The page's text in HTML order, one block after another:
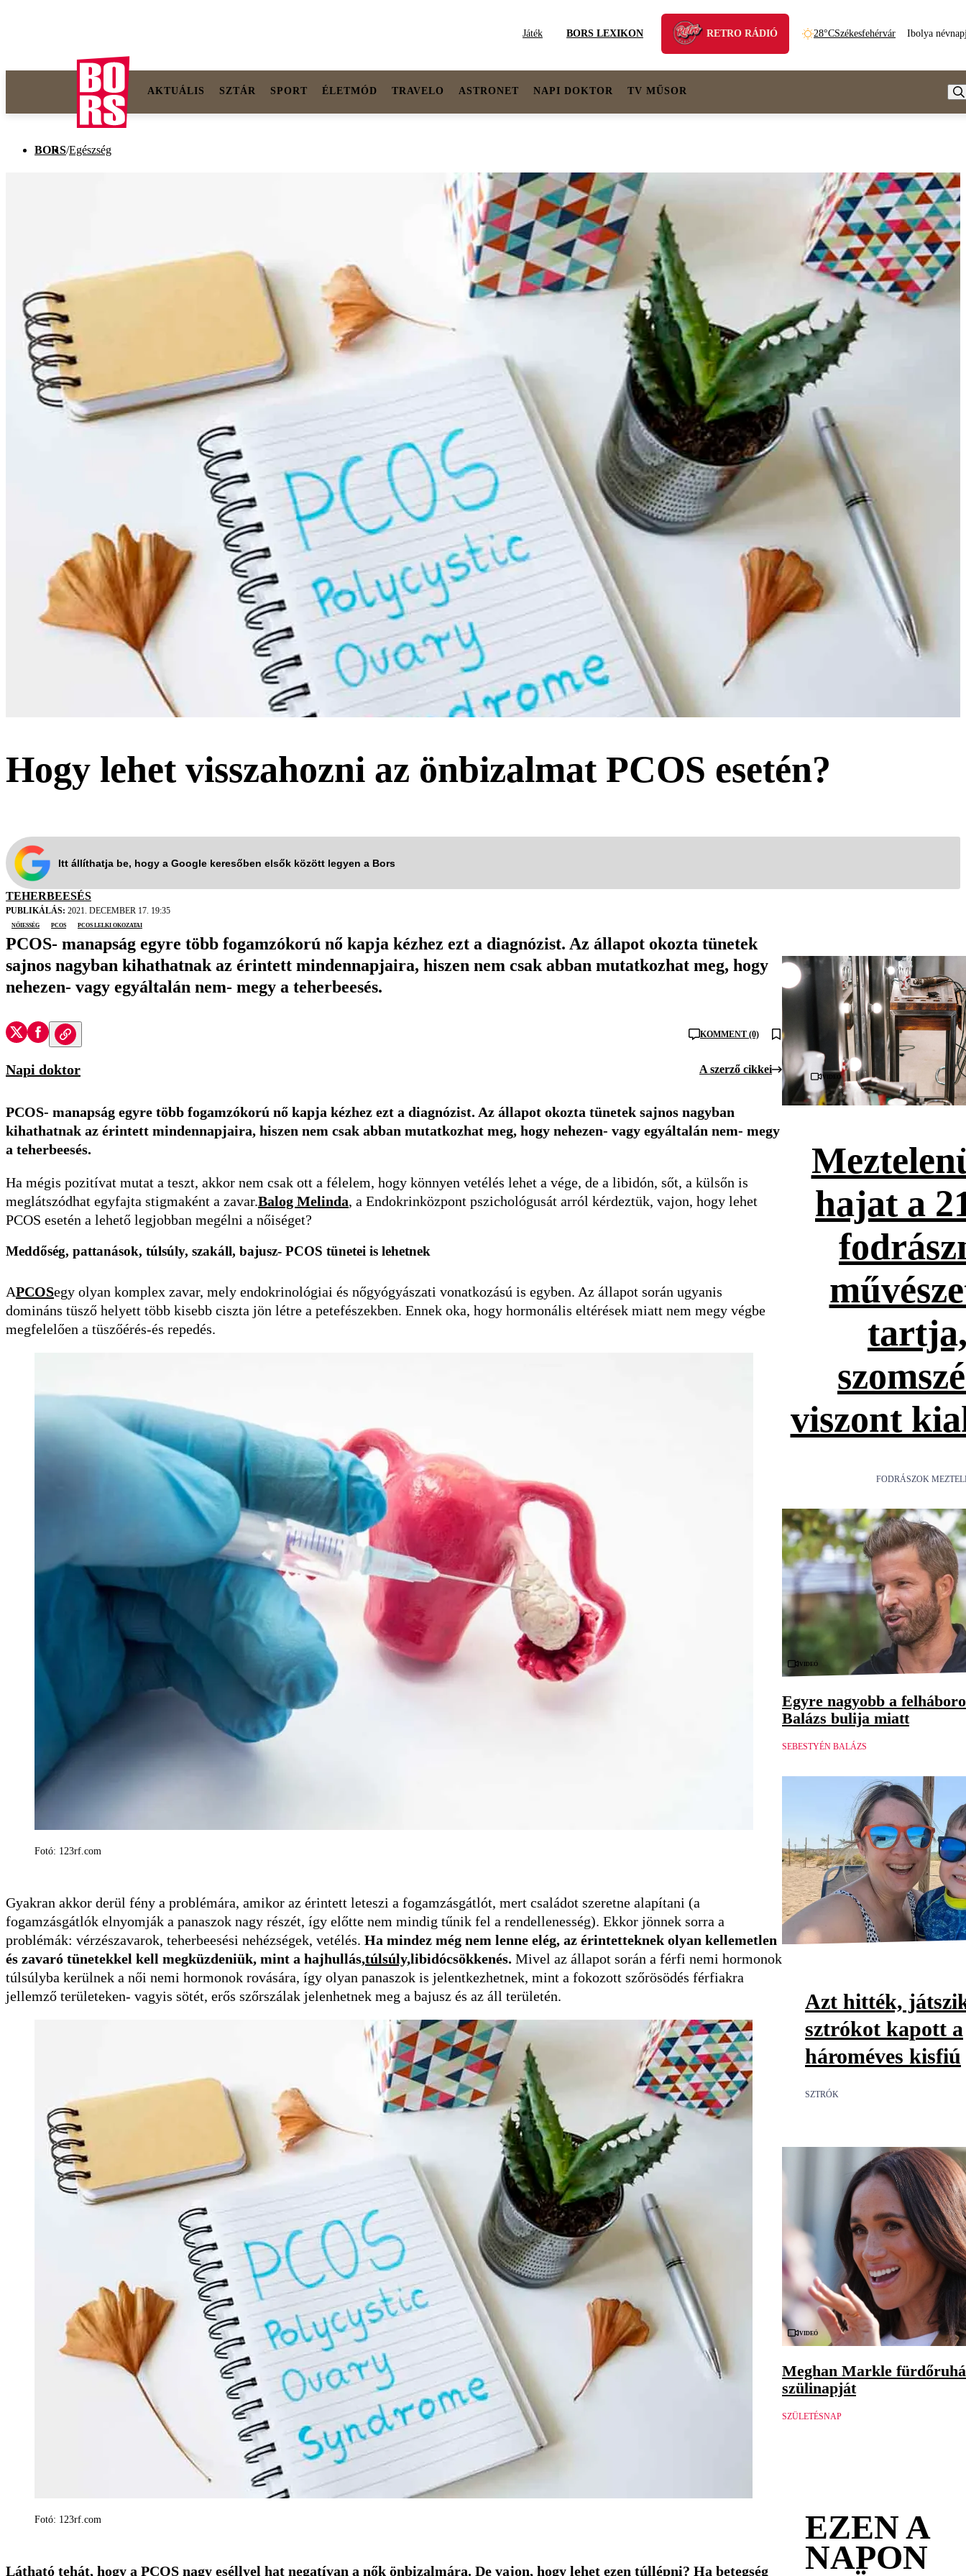
Játék BORS LEXIKON RETRO RÁDIÓ 28°CSzékesfehérvár Ibolya
AKTUÁLIS SZTÁR SPORT ÉLETMÓD TRAVELO ASTRONET NAPI DOKTOR TV MŰSOR
BORS/Egészség
Hogy lehet visszahozni az önbizalmat PCOS esetén?
Itt állíthatja be, hogy a Google keresőben elsők között legyen a Bors
TEHERBEESÉS
PUBLIKÁLÁS: 2021. DECEMBER 17. 19:35
nőiesség
PCOS PCOS lelki okozatai
PCOS- manapság egyre több fogamzókorú nő kapja kézhez ezt a diagnózist. Az állapot okozta tünetek
sajnos nagyban kihathatnak az érintett mindennapjaira, hiszen nem csak abban mutatkozhat meg, hogy
nehezen- vagy egyáltalán nem- megy a teherbeesés.
KOMMENT (0)
Napi doktor A szerző cikkei
PCOS- manapság egyre több fogamzókorú nő kapja kézhez ezt a diagnózist. Az állapot okozta tünetek sajnos nagyban
kihathatnak az érintett mindennapjaira, hiszen nem csak abban mutatkozhat meg, hogy nehezen- vagy egyáltalán nem- megy
a teherbeesés.
Ha mégis pozitívat mutat a teszt, akkor nem csak ott a félelem, hogy könnyen vetélés lehet a vége, de a libidón, sőt, a külsőn is
meglátszódhat egyfajta stigmaként a zavar.Balog Melinda, a Endokrinközpont pszichológusát arról kérdeztük, vajon, hogy lehet
PCOS esetén a lehető legjobban megélni a nőiséget?
Meddőség, pattanások, túlsúly, szakáll, bajusz- PCOS tünetei is lehetnek
APCOSegy olyan komplex zavar, mely endokrinológiai és nőgyógyászati vonatkozású is egyben. Az állapot során ugyanis
domináns tüsző helyett több kisebb ciszta jön létre a petefészekben. Ennek oka, hogy hormonális eltérések miatt nem megy végbe
megfelelően a tüszőérés-és repedés.
Fotó: 123rf.com
Gyakran akkor derül fény a problémára, amikor az érintett leteszi a fogamzásgátlót, mert családot szeretne alapítani (a
fogamzásgátlók elnyomják a panaszok nagy részét, így előtte nem mindig tűnik fel a rendellenesség). Ekkor jönnek sorra a
problémák: vérzészavarok, teherbeesési nehézségek, vetélés. Ha mindez még nem lenne elég, az érintetteknek olyan kellemetlen
és zavaró tünetekkel kell megküzdeniük, mint a hajhullás,túlsúly,libidócsökkenés. Mivel az állapot során a férfi nemi hormonok
túlsúlyba kerülnek a női nemi hormonok rovására, így olyan panaszok is jelentkezhetnek, mint a fokozott szőrösödés férfiakra
jellemző területeken- vagyis sötét, erős szőrszálak jelenhetnek meg a bajusz és az áll területén.
Fotó: 123rf.com
Látható tehát, hogy a PCOS nagy eséllyel hat negatívan a nők önbizalmára. De vajon, hogy lehet ezen túllépni? Ha betegség
Videó
hajat a
viszont
FODRÁSZOK
Videó
Egyre nagyobb a
Balázs bulija miatt
SEBESTYÉN BALÁZS
Azt hitték,
sztrókot kapott a
hároméves kisfiú
SZTRÓK
Videó
Meghan Markle
szülinapját
SZÜLETÉSNAP
EZEN A
NAPON